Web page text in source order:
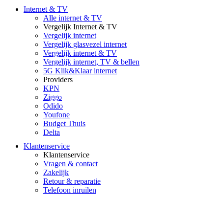
Internet & TV
Alle internet & TV
Vergelijk Internet & TV
Vergelijk internet
Vergelijk glasvezel internet
Vergelijk internet & TV
Vergelijk internet, TV & bellen
5G Klik&Klaar internet
Providers
KPN
Ziggo
Odido
Youfone
Budget Thuis
Delta
Klantenservice
Klantenservice
Vragen & contact
Zakelijk
Retour & reparatie
Telefoon inruilen